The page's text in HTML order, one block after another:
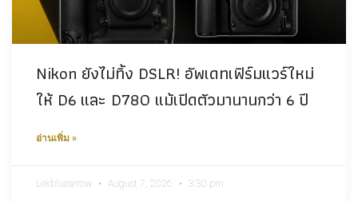
Nikon ยังไม่ทิ้ง DSLR! อัพเดทเฟิร์มแวร์ใหม่
ให้ D6 และ D780 แม้เปิดตัวมานานกว่า 6 ปี
อ่านเพิ่ม »
Lekbluearrow August 7, 2026 3:30 pm